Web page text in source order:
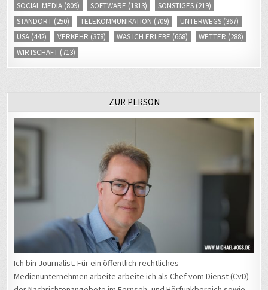
SOCIAL MEDIA (809) SOFTWARE (1813) SONSTIGES (219)
STANDORT (250) TELEKOMMUNIKATION (709) UNTERWEGS (367)
USA (442) VERKEHR (378) WAS ICH ERLEBE (668) WETTER (288)
WIRTSCHAFT (713)
ZUR PERSON
Ich bin Journalist. Für ein öffentlich-rechtliches
Medienunternehmen arbeite arbeite ich als Chef vom Dienst (CvD)